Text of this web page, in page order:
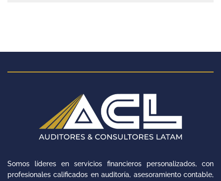
Somos líderes en servicios financieros personalizados, con
profesionales calificados en auditoría, asesoramiento contable,